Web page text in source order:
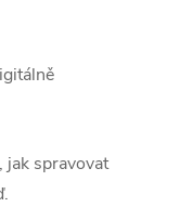
jak spravovat